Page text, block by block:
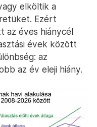
elköltik a
Ezért
az éves hiánycél
évek között
az
az év eleji hiány.